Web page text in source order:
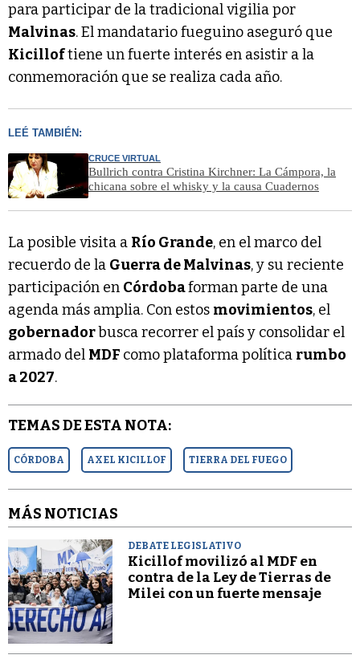
para participar de la tradicional vigilia por
Malvinas. El mandatario fueguino aseguró que
Kicilloftiene un fuerte interés en asistir a la
conmemoración que se realiza cada año.
LEÉ TAMBIÉN:
CRUCE VIRTUAL
Bullrich contra Cristina Kirchner: La Cámpora, la
chicana sobre el whisky y la causa Cuadernos
La posible visita a Río Grande, en el marco del
recuerdo de la Guerra de Malvinas, y su reciente
participación en Córdobaforman parte de una
agenda más amplia. Con estos movimientos, el
gobernadorbusca recorrer el país y consolidar el
armado del MDF como plataforma política rumbo
a 2027.
TEMAS DE ESTA NOTA:
CÓRDOBA AXEL KICILLOF TIERRA DEL FUEGO
MÁS NOTICIAS
DEBATE LEGISLATIVO
Kicillof movilizó al MDF en
contra de la Ley de Tierras de
Milei con un fuerte mensaje